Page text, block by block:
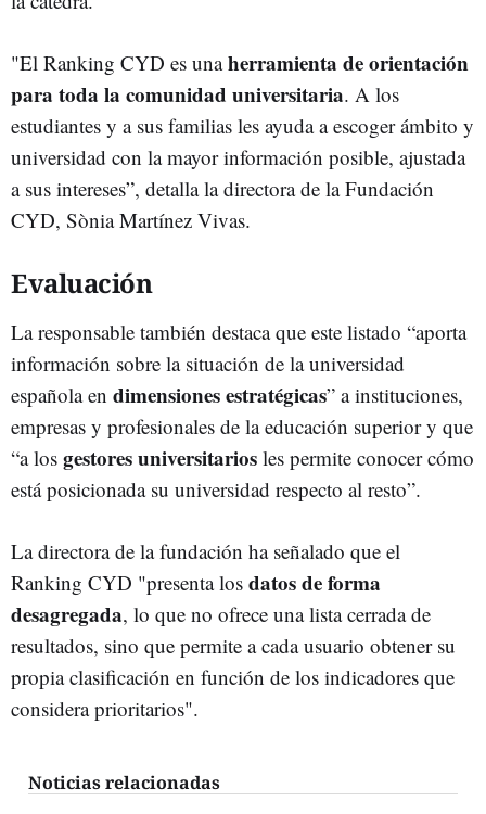
"El Ranking CYD es unaherramienta de orientación
para toda la comunidad universitaria. A los
estudiantes y a sus familias les ayuda a escoger ámbito y
universidad con la mayor información posible, ajustada
a sus intereses”, detalla la directora de la Fundación
CYD, Sònia Martínez Vivas.
Evaluación
La responsable también destaca que este listado “aporta
información sobre la situación de la universidad
española en dimensiones estratégicas” a instituciones,
empresas y profesionales de la educación superior y que
“a los gestores universitarios les permite conocer cómo
está posicionada su universidad respecto al resto”.
La directora de la fundación ha señalado que el
Ranking CYD "presenta los datos de forma
desagregada, lo que no ofrece una lista cerrada de
resultados, sino que permite a cada usuario obtener su
propia clasificación en función de los indicadores que
considera prioritarios".
Noticias relacionadas